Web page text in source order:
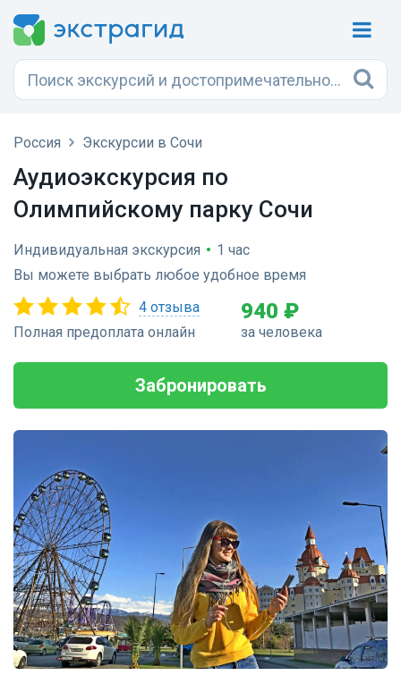
Россия Экскурсии в Сочи
Аудиоэкскурсия по
Олимпийскому парку Сочи
Индивидуальная экскурсия • 1 час
Вы можете выбрать любое удобное время
4 отзыва
Полная предоплата онлайн
940 ₽
за человека
Забронировать